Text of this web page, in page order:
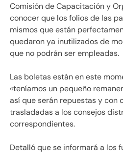
Comisión de Capacitación y
conocer que los folios de las
mismos que están
quedaron ya inutilizados de
que no podrán ser empleadas.
Las boletas están en este
«teníamos un pequeño
así que serán repuestas y con
trasladadas a los consejos
correspondientes.
Detalló que se informará a los